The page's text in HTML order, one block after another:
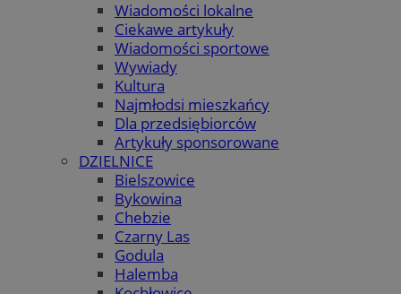
Wiadomości lokalne
Ciekawe artykuły
Wiadomości sportowe
Wywiady
Kultura
Najmłodsi mieszkańcy
Dla przedsiębiorców
Artykuły sponsorowane
DZIELNICE
Bielszowice
Bykowina
Chebzie
Czarny Las
Godula
Halemba